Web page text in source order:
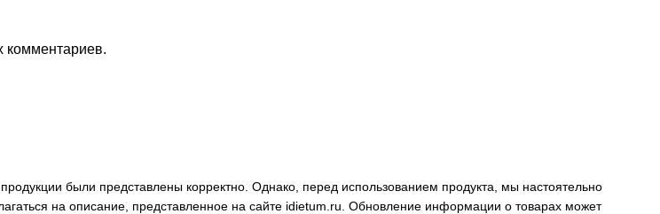
комментариев.
были представлены корректно. Однако, перед использованием продукта, мы настоятельно
на описание, представленное на сайте idietum.ru . Обновление информации о товарах может